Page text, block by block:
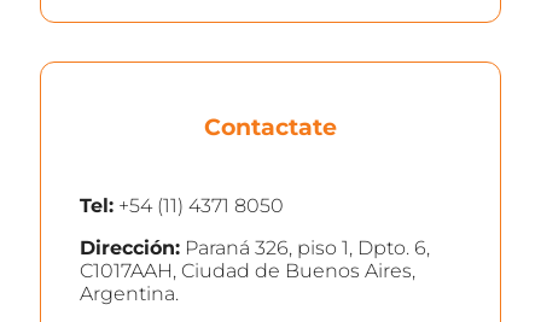
Contactate
Tel: +54 (11) 4371 8050
Dirección: Paraná 326, piso 1, Dpto. 6,
C1017AAH, Ciudad de Buenos Aires,
Argentina.